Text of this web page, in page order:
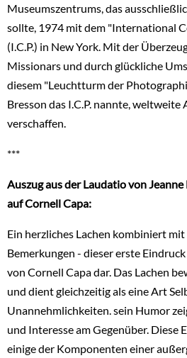
Museumszentrums, das
sollte, 1974 mit dem "International
(I.C.P.) in New York. Mit der
Missionars und durch glückliche
diesem "Leuchtturm der
Bresson das I.C.P. nannte, weltweite
verschaffen.
***
Auszug aus der Laudatio von
auf Cornell Capa:
Ein herzliches Lachen kombiniert
Bemerkungen - dieser erste
von Cornell Capa dar. Das Lachen
und dient gleichzeitig als eine Art
Unannehmlichkeiten. sein Humor
und Interesse am Gegenüber. Diese
einige der Komponenten einer